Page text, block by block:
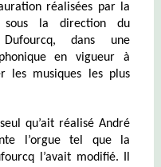
réalisées par la
sous la direction du
dans une
en vigueur à
les musiques les plus
qu’ait réalisé André
l’orgue tel que la
l’avait modifié. Il